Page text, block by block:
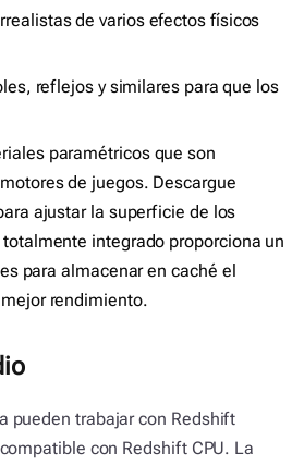
de varios efectos físicos
reflejos y similares para que los
paramétricos que son
de juegos. Descargue
ajustar la superficie de los
integrado proporciona un
para almacenar en caché el
rendimiento.
pueden trabajar con Redshift
con Redshift CPU. La